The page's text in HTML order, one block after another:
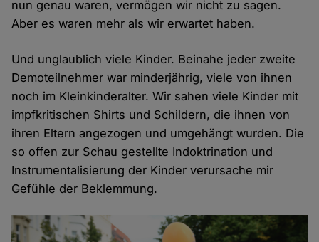
nun genau waren, vermögen wir nicht zu sagen.
Aber es waren mehr als wir erwartet haben.
Und unglaublich viele Kinder. Beinahe jeder zweite
Demoteilnehmer war minderjährig, viele von ihnen
noch im Kleinkinderalter. Wir sahen viele Kinder mit
impfkritischen Shirts und Schildern, die ihnen von
ihren Eltern angezogen und umgehängt wurden. Die
so offen zur Schau gestellte Indoktrination und
Instrumentalisierung der Kinder verursache mir
Gefühle der Beklemmung.